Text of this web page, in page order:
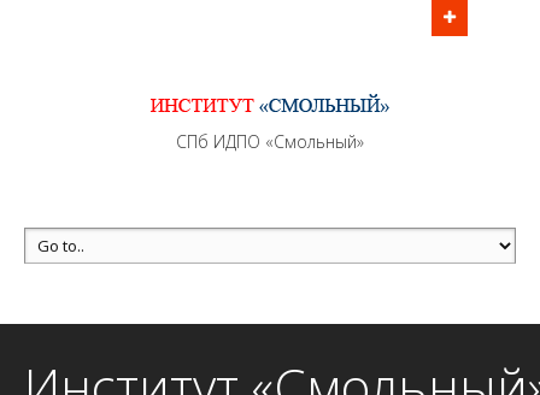
перерывов в рабочие дни с 9:00 до 21:00 МСК
MAX +7 (981) 190-30-30
mail@institutsmolnyj.ru
СПб ИДПО «Смольный»